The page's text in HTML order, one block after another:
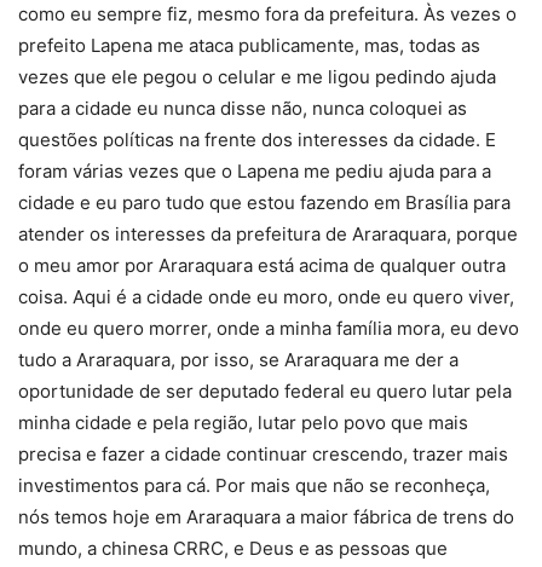
como eu sempre fiz, mesmo fora da prefeitura. Às vezes o
prefeito Lapena me ataca publicamente, mas, todas as
vezes que ele pegou o celular e me ligou pedindo ajuda
para a cidade eu nunca disse não, nunca coloquei as
questões políticas na frente dos interesses da cidade. E
foram várias vezes que o Lapena me pediu ajuda para a
cidade e eu paro tudo que estou fazendo em Brasília para
atender os interesses da prefeitura de Araraquara, porque
o meu amor por Araraquara está acima de qualquer outra
coisa. Aqui é a cidade onde eu moro, onde eu quero viver,
onde eu quero morrer, onde a minha família mora, eu devo
tudo a Araraquara, por isso, se Araraquara me der a
oportunidade de ser deputado federal eu quero lutar pela
minha cidade e pela região, lutar pelo povo que mais
precisa e fazer a cidade continuar crescendo, trazer mais
investimentos para cá. Por mais que não se reconheça,
nós temos hoje em Araraquara a maior fábrica de trens do
mundo, a chinesa CRRC, e Deus e as pessoas que